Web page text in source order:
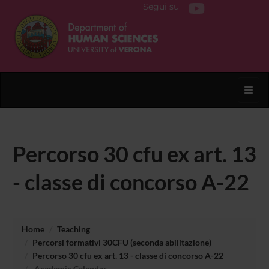
Segui su
Percorso 30 cfu ex art. 13
- classe di concorso A-22
Home
Teaching
Percorsi formativi 30CFU (seconda abilitazione)
Percorso 30 cfu ex art. 13 - classe di concorso A-22